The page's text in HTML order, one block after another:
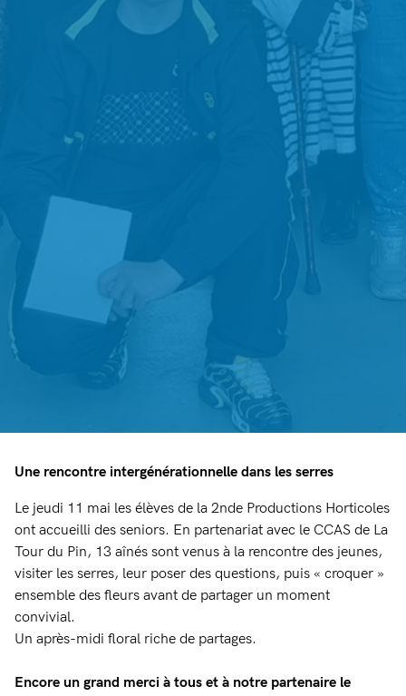
Une rencontre intergénérationnelle dans les serres
Le jeudi 11 mai les élèves de la 2nde Productions Horticoles
ont accueilli des seniors. En partenariat avec le CCAS de La
Tour du Pin, 13 aînés sont venus à la rencontre des jeunes,
visiter les serres, leur poser des questions, puis « croquer »
ensemble des fleurs avant de partager un moment
convivial.
Un après-midi floral riche de partages.
Encore un grand merci à tous et à notre partenaire le